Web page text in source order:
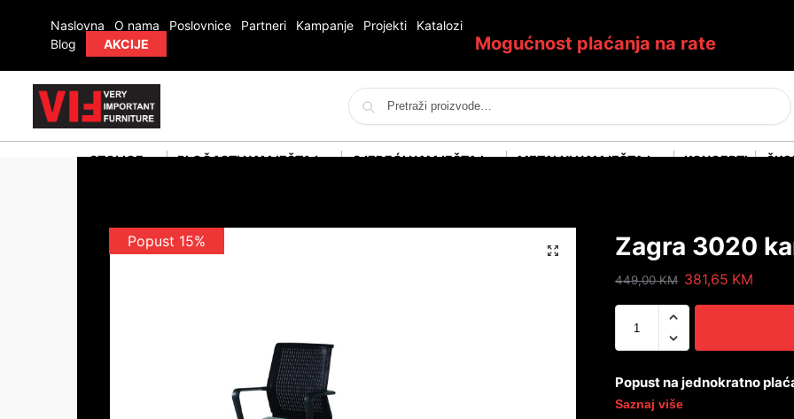
Naslovna O nama Poslovnice Partneri Kampanje Projekti
Katalozi
Blog
AKCIJE Mogućnost plaćanja na rate
Pretraži
STOLICE PLOČASTI NAMJEŠTAJ SJEDEĆI NAMJEŠTAJ METALNI NAMJEŠTAJ KONCEPTI
Popust 15% Zagra 3020
449,00KM 381,65 KM
Popust na jednokratno
Saznaj više